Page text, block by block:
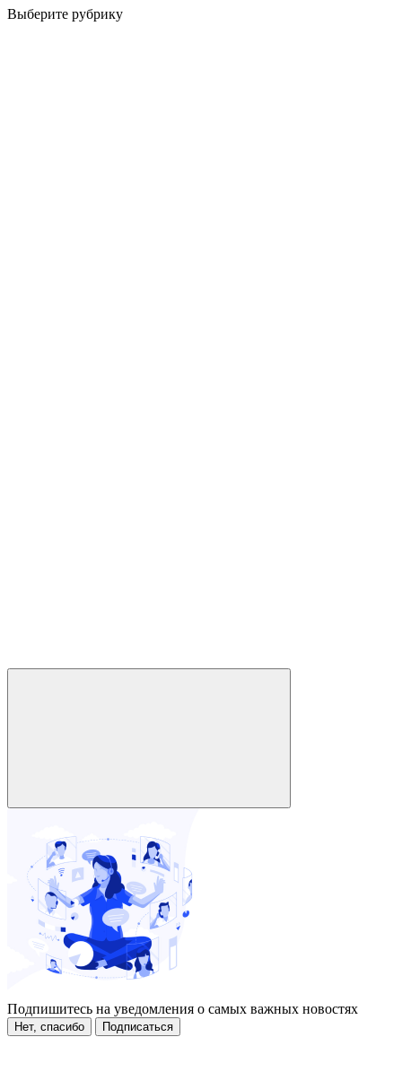
Выберите рубрику
Подпишитесь на уведомления о самых важных новостях
Нет, спасибо Подписаться